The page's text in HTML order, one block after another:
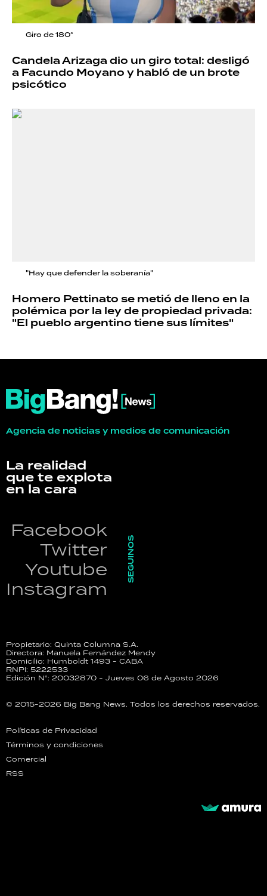
Giro de 180°
Candela Arizaga dio un giro total: desligó
a Facundo Moyano y habló de un brote
psicótico
"Hay que defender la soberanía"
Homero Pettinato se metió de lleno en la
polémica por la ley de propiedad privada:
"El pueblo argentino tiene sus límites"
Agencia de noticias y medios de comunicación
La realidad
que te explota
en la cara
Facebook
Twitter
Youtube
Instagram
SEGUINOS
Propietario: Quinta Columna S.A.
Directora: Manuela Fernández Mendy
Domicilio: Humboldt 1493 - CABA
RNPI: 5222533
Edición N°: 20032870 - Jueves 06 de Agosto 2026
© 2015-2026 Big Bang News. Todos los derechos reservados.
Políticas de Privacidad
Términos y condiciones
Comercial
RSS